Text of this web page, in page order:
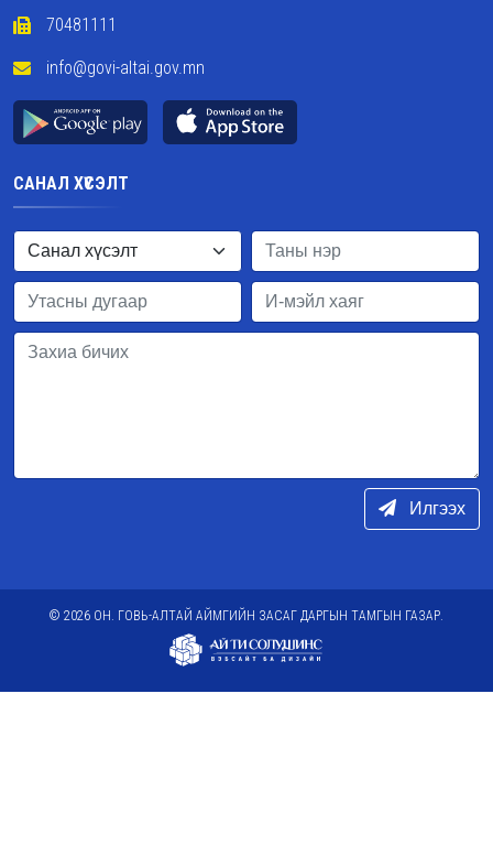
70481111
info@govi-altai.gov.mn
САНАЛ ХҮСЭЛТ
Илгээх
© 2026 ОН. ГОВЬ-АЛТАЙ АЙМГИЙН ЗАСАГ ДАРГЫН ТАМГЫН ГАЗАР.